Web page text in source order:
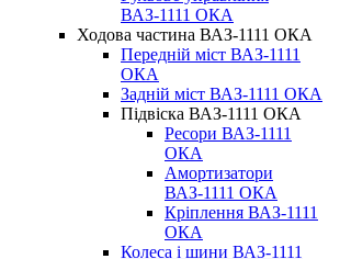
ВАЗ-1111 ОКА
Ходова частина ВАЗ-1111 ОКА
Передній міст ВАЗ-1111
ОКА
Задній міст ВАЗ-1111 ОКА
Підвіска ВАЗ-1111 ОКА
Ресори ВАЗ-1111
ОКА
Амортизатори
ВАЗ-1111 ОКА
Кріплення ВАЗ-1111
ОКА
Колеса і шини ВАЗ-1111